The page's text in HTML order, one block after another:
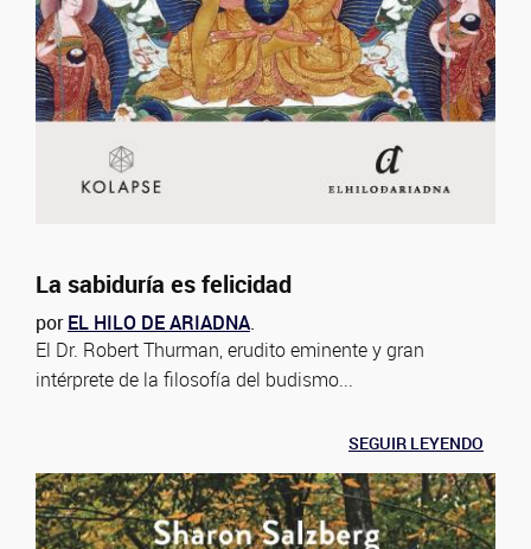
La sabiduría es felicidad
porEL HILO DE ARIADNA.
El Dr. Robert Thurman, erudito eminente y gran
intérprete de la filosofía del budismo...
SEGUIR LEYENDO